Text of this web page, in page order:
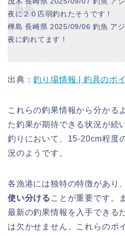
夜に２０匹弱釣れたそうです！
樺島 長崎県 2025/09/06 釣魚 ア
夜に釣れてます！
出典：釣り場情報 | 釣具のポ
これらの釣果情報から分かる
た釣果が期待できる状況が続
釣りにおいて、15-20cm程度
況のようです。
各漁港には独特の特徴があり
使い分ける ことが重要です。
最新の釣果情報を入手できる
は欠かせません。これらのポ